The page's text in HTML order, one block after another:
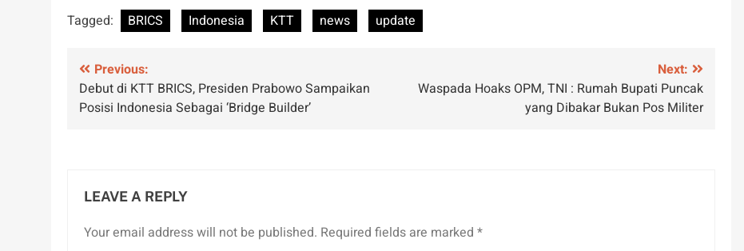
Tagged: BRICS Indonesia KTT news update
Post
navigation
Previous:
Debut di KTT BRICS, Presiden Prabowo Sampaikan
Posisi Indonesia Sebagai ‘Bridge Builder’
Next:
Waspada Hoaks OPM, TNI : Rumah Bupati Puncak
yang Dibakar Bukan Pos Militer
LEAVE A REPLY
Your email address will not be published. Required fields are marked *